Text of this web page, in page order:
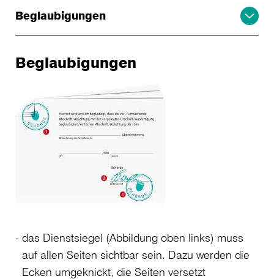
Beglaubigungen
Beglaubigungen
das Dienstsiegel (Abbildung oben links) muss
auf allen Seiten sichtbar sein. Dazu werden die
Ecken umgeknickt, die Seiten versetzt